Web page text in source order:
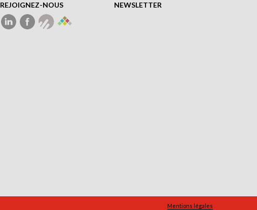
REJOIGNEZ-NOUS NEWSLETTER
Mentions légales